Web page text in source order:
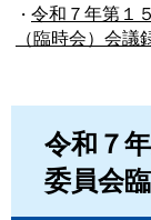
・ 令和７年第１
（臨時会）会議
令和７
委員会